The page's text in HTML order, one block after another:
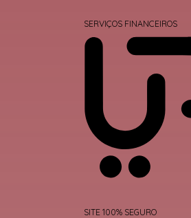
SERVIÇOS FINANCEIROS
SITE 100% SEGURO